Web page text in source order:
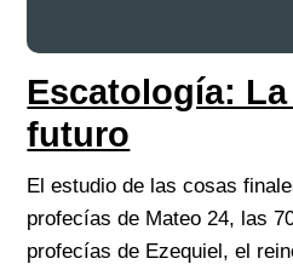
Escatología:
futuro
El estudio de las cosas
profecías de Mateo 24, las
profecías de Ezequiel, el